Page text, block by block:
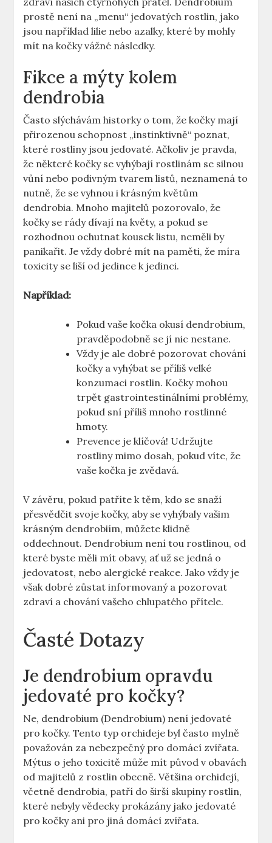
prostě není na „menu“ jedovatých rostlin, jako
jsou například lilie nebo azalky, které by mohly
mít na kočky vážné následky.
Fikce a mýty kolem
dendrobia
Často slýchávám historky o tom, že kočky mají
přirozenou schopnost „instinktivně“ poznat,
které rostliny jsou jedovaté. Ačkoliv je pravda,
že některé kočky se vyhýbají rostlinám se silnou
vůní nebo podivným tvarem listů, neznamená to
nutně, že se vyhnou i krásným květům
dendrobia. Mnoho majitelů pozorovalo, že
kočky se rády dívají na květy, a pokud se
rozhodnou ochutnat kousek listu, neměli by
panikařit. Je vždy dobré mít na paměti, že míra
toxicity se liší od jedince k jedinci.
Například:
Pokud vaše kočka okusí dendrobium,
pravděpodobně se jí nic nestane.
Vždy je ale dobré pozorovat chování
kočky a vyhýbat se příliš velké
konzumaci rostlin. Kočky mohou
trpět gastrointestinálními problémy,
pokud sní příliš mnoho rostlinné
hmoty.
Prevence je klíčová! Udržujte
rostliny mimo dosah, pokud víte, že
vaše kočka je zvědavá.
V závěru, pokud patříte k těm, kdo se snaží
přesvědčit svoje kočky, aby se vyhýbaly vašim
krásným dendrobiím, můžete klidně
oddechnout. Dendrobium není tou rostlinou, od
které byste měli mít obavy, ať už se jedná o
jedovatost, nebo alergické reakce. Jako vždy je
však dobré zůstat informovaný a pozorovat
zdraví a chování vašeho chlupatého přítele.
Časté Dotazy
Je dendrobium opravdu
jedovaté pro kočky?
Ne, dendrobium (Dendrobium) není jedovaté
pro kočky. Tento typ orchideje byl často mylně
považován za nebezpečný pro domácí zvířata.
Mýtus o jeho toxicitě může mít původ v obavách
od majitelů z rostlin obecně. Většina orchidejí,
včetně dendrobia, patří do širší skupiny rostlin,
které nebyly vědecky prokázány jako jedovaté
pro kočky ani pro jiná domácí zvířata.